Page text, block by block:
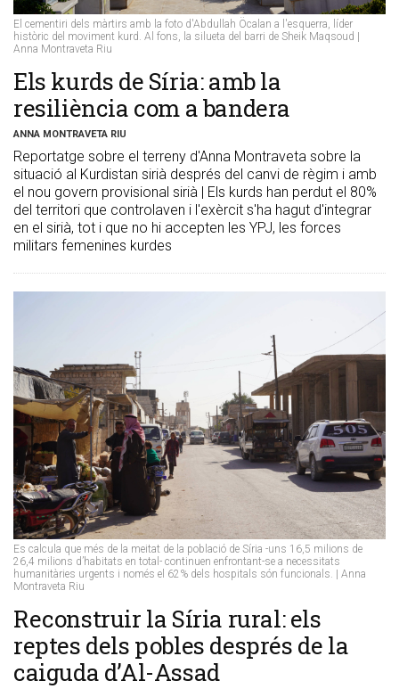
El cementiri dels màrtirs amb la foto d'Abdullah Öcalan a l'esquerra, líder
històric del moviment kurd. Al fons, la silueta del barri de Sheik Maqsoud |
Anna Montraveta Riu
Els kurds de Síria: amb la
resiliència com a bandera
ANNA MONTRAVETA RIU
Reportatge sobre el terreny d'Anna Montraveta sobre la
situació al Kurdistan sirià després del canvi de règim i amb
el nou govern provisional sirià | Els kurds han perdut el 80%
del territori que controlaven i l'exèrcit s'ha hagut d'integrar
en el sirià, tot i que no hi accepten les YPJ, les forces
militars femenines kurdes
Es calcula que més de la meitat de la població de Síria -uns 16,5 milions de
26,4 milions d’habitats en total- continuen enfrontant-se a necessitats
humanitàries urgents i només el 62% dels hospitals són funcionals. | Anna
Montraveta Riu
Reconstruir la Síria rural: els
reptes dels pobles després de la
caiguda d’Al-Assad